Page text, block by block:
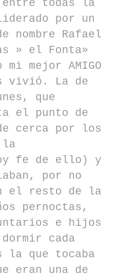
entre todas la
por un
nombre Rafael
» el Fonta»
mejor AMIGO
vivió. La de
que
el punto de
cerca por los
la
fe de ello) y
por no
el resto de la
pernoctas,
e hijos
cada
la que tocaba
eran una de